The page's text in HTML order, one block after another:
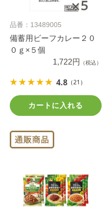
品番：13489005
備蓄用ビーフカレー２０
０ｇ×５個
1,722円
（税込）
4.8 （21）
カートに入れる